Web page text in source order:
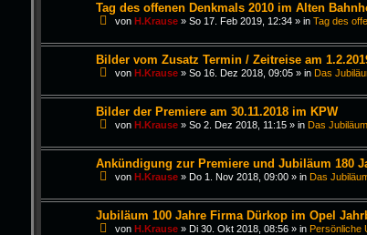
Tag des offenen Denkmals 2010 im Alten
von H.Krause» So 17. Feb 2019, 12:34» in Tag des
Bilder vom Zusatz Termin / Zeitreise am
von H.Krause» So 16. Dez 2018, 09:05» in Das
Bilder der Premiere am 30.11.2018 im KPW
von H.Krause» So 2. Dez 2018, 11:15» in Das
Ankündigung zur Premiere und Jubiläum 180
von H.Krause» Do 1. Nov 2018, 09:00» in Das
Jubiläum 100 Jahre Firma Dürkop im Opel
von H.Krause» Di 30. Okt 2018, 08:56» in Persönliche